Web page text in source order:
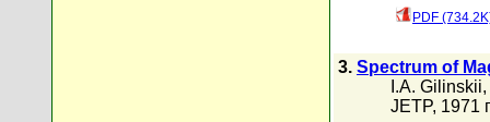
PDF
3. Spectrum of
I.A. Gilinskii,
JETP, 1971